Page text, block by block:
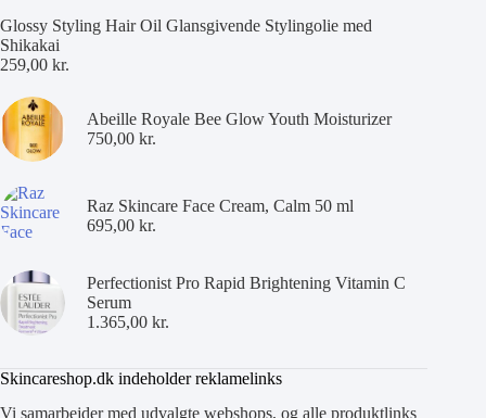
Glossy Styling Hair Oil Glansgivende Stylingolie med
Shikakai
259,00 kr.
Abeille Royale Bee Glow Youth Moisturizer
750,00 kr.
Raz Skincare Face Cream, Calm 50 ml
695,00 kr.
Perfectionist Pro Rapid Brightening Vitamin C
Serum
1.365,00 kr.
Skincareshop.dk indeholder reklamelinks
Vi samarbejder med udvalgte webshops, og alle produktlinks